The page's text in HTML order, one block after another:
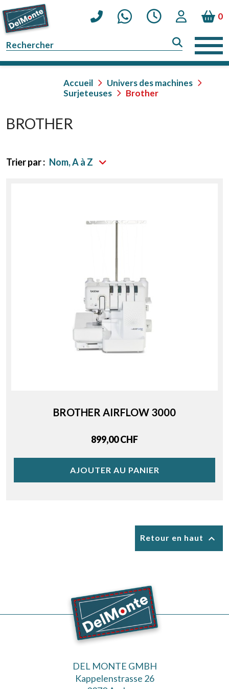
0
Accueil
Univers des machines
Surjeteuses
Brother
BROTHER
Trier par : Nom, A à Z
BROTHER AIRFLOW 3000
Price
899,00 CHF
AJOUTER AU PANIER
Retour en haut 
DEL MONTE GMBH
Kappelenstrasse 26